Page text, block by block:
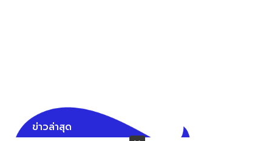
ข่าวล่าสุด